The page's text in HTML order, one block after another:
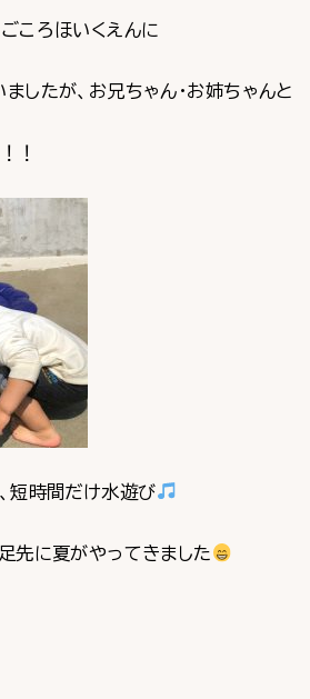
ころほいくえんに
したが、お兄ちゃん・お姉ちゃんと
！
短時間だけ水遊び
先に夏がやってきました